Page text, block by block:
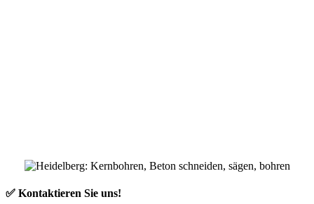
✅ Kontaktieren Sie uns!